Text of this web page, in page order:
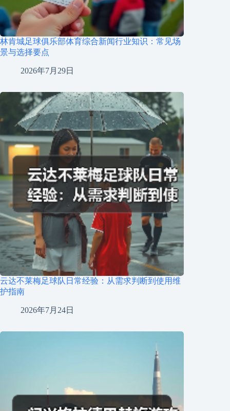
林肯城足球俱乐部体育综合新闻行业知识：常见场
景与选择要点
2026年7月29日
云达不莱梅足球队日常经验：从需求判断到使用维
护指南
2026年7月24日